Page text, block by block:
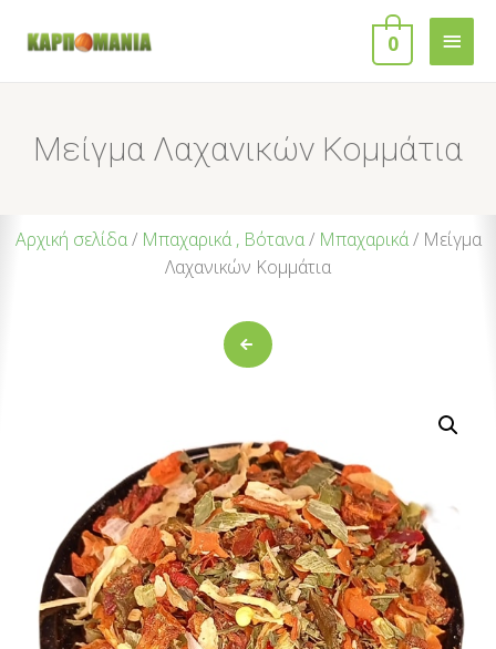
0
Μείγμα Λαχανικών Κομμάτια
Αρχική σελίδα/ Μπαχαρικά , Βότανα/ Μπαχαρικά/ Μείγμα
Λαχανικών Κομμάτια